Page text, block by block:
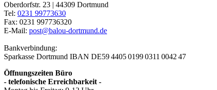
Oberdorfstr. 23 | 44309 Dortmund
Tel: 0231 99773630
Fax: 0231 997736320
E-Mail: post@balou-dortmund.de
Bankverbindung:
Sparkasse Dortmund IBAN DE59 4405 0199 0311 0042 47
Öffnungszeiten Büro
- telefonische Erreichbarkeit -